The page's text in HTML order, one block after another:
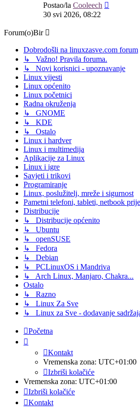
Postao/la Cooleech
30 svi 2026, 08:22
Forum(o)Bir
Dobrodošli na linuxzasve.com forum
↳ Važno! Pravila foruma.
↳ Novi korisnici - upoznavanje
Linux vijesti
Linux općenito
Linux početnici
Radna okruženja
↳ GNOME
↳ KDE
↳ Ostalo
Linux i hardver
Linux i multimedija
Aplikacije za Linux
Linux i igre
Savjeti i trikovi
Programiranje
Linux, poslužitelj, mreže i sigurnost
Pametni telefoni, tableti, netbook
Distribucije
↳ Distribucije općenito
↳ Ubuntu
↳ openSUSE
↳ Fedora
↳ Debian
↳ PCLinuxOS i Mandriva
↳ Arch Linux, Manjaro, Chakra...
Ostalo
↳ Razno
↳ Linux Za Sve
↳ Linux za Sve - dodavanje
Početna
Kontakt
Vremenska zona: UTC+01:00
Izbriši kolačiće
Vremenska zona: UTC+01:00
Izbriši kolačiće
Kontakt